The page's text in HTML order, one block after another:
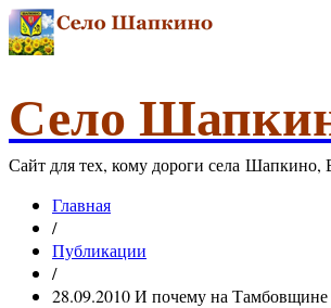
Село
Сайт для тех, кому дороги села
Главная
/
Публикации
/
28.09.2010 И почему на